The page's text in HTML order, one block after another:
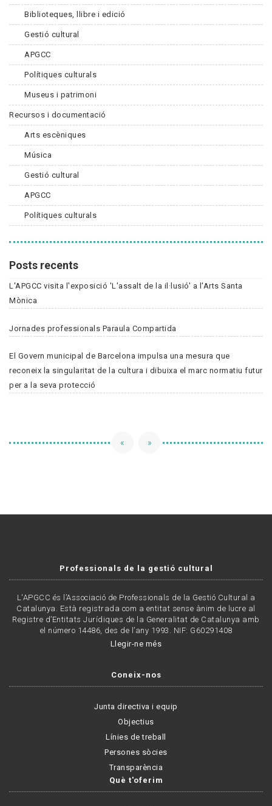
Biblioteques, llibre i edició
Gestió cultural
APGCC
Polítiques culturals
Museus i patrimoni
Recursos i documentació
Arts escèniques
Música
Gestió cultural
APGCC
Polítiques culturals
Posts recents
L'APGCC visita l'exposició 'L'assalt de la il·lusió' a l'Arts Santa
Mònica
Jornades professionals Paraula Compartida
El Govern municipal de Barcelona impulsa una mesura que
reconeix la singularitat de la cultura i dibuixa el marc normatiu futur
per a la seva protecció
« »
Professionals de la gestió cultural
L'APGCC és l’Associació de Professionals de la Gestió Cultural a
Catalunya. Està registrada com a entitat sense ànim de lucre al
Registre d’Entitats Jurídiques de la Generalitat de Catalunya amb
el número 14486, des de l’any 1993. NIF: G60291408
Llegir-ne més
Coneix-nos
Junta directiva i equip
Objectius
Línies de treball
Persones sòcies
Transparència
Què t'oferim